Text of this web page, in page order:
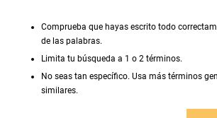
Comprueba que hayas escrito todo
de las palabras.
Limita tu búsqueda a 1 o 2 términos.
No seas tan específico. Usa más términos
similares.